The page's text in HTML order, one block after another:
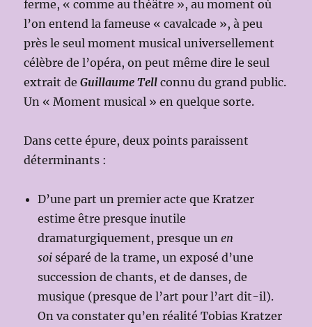
ferme, « comme au théâtre », au moment où
l’on entend la fameuse « cavalcade », à peu
près le seul moment musical universellement
célèbre de l’opéra, on peut même dire le seul
extrait deGuillaume Tell connu du grand public.
Un « Moment musical » en quelque sorte.
Dans cette épure, deux points paraissent
déterminants :
D’une part un premier acte que Kratzer
estime être presque inutile
dramaturgiquement, presque unen
soi séparé de la trame, un exposé d’une
succession de chants, et de danses, de
musique (presque de l’art pour l’art dit-il).
On va constater qu’en réalité Tobias Kratzer